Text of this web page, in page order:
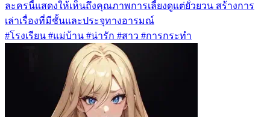
ละครนี้แสดงให้เห็นถึงคุณภาพการเลี้ยงดูแต่ยั่วยวน สร้างการ
เล่าเรื่องที่มีชั้นและประจุทางอารมณ์
#โรงเรียน #แม่บ้าน #น่ารัก #สาว #การกระทำ